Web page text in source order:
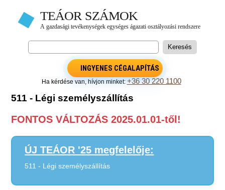
INGYENES CÉGALAPÍTÁS
Ha kérdése van, hívjon minket:+36 30 220 1100
511 - Légi személyszállítás
FONTOS VÁLTOZÁS 2025.01.01-től!
ÚJ TEÁOR '25 megfelelője:
511 - Légi személyszállítás